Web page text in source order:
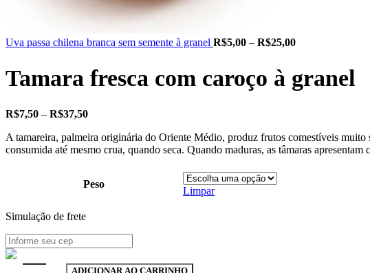
Uva passa chilena branca sem semente à granel R$5,00 – R$25,00Faixa
R$5,00
através
Tamara fresca com caroço à granel
R$7,50 – R$37,50Faixa
preço:
R$7,50
A tamareira, palmeira originária do Oriente Médio, produz frutos comestíveis
consumida até mesmo crua, quando seca. Quando maduras, as tâmaras
Peso
Limpar
Simulação de frete
Tamara fresca com caroço à granel quantidade
ADICIONAR AO CARRINHO